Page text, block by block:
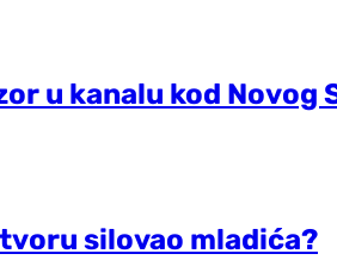
u kanalu kod Novog
silovao mladića?